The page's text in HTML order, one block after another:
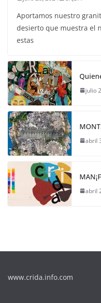
Aportamos nuestro
desierto que muestra el
estas
julio
abril
abril
www.crida.info.com